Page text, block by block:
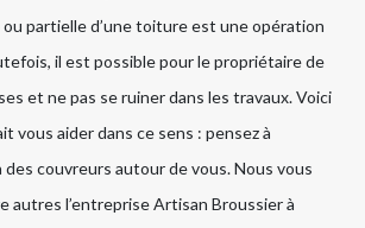
partielle d’une toiture est une opération
il est possible pour le propriétaire de
et ne pas se ruiner dans les travaux. Voici
vous aider dans ce sens : pensez à
des couvreurs autour de vous. Nous vous
autres l’entreprise Artisan Broussier à